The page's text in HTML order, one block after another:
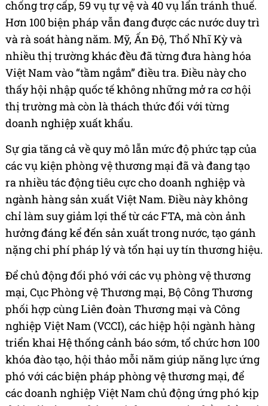
chống trợ cấp, 59 vụ tự vệ và 40 vụ lẩn tránh thuế.
Hơn 100 biện pháp vẫn đang được các nước duy trì
và rà soát hàng năm. Mỹ, Ấn Độ, Thổ Nhĩ Kỳ và
nhiều thị trường khác đều đã từng đưa hàng hóa
Việt Nam vào “tầm ngắm” điều tra. Điều này cho
thấy hội nhập quốc tế không những mở ra cơ hội
thị trường mà còn là thách thức đối với từng
doanh nghiệp xuất khẩu.
Sự gia tăng cả về quy mô lẫn mức độ phức tạp của
các vụ kiện phòng vệ thương mại đã và đang tạo
ra nhiều tác động tiêu cực cho doanh nghiệp và
ngành hàng sản xuất Việt Nam. Điều này không
chỉ làm suy giảm lợi thế từ các FTA, mà còn ảnh
hưởng đáng kể đến sản xuất trong nước, tạo gánh
nặng chi phí pháp lý và tổn hại uy tín thương hiệu.
Để chủ động đối phó với các vụ phòng vệ thương
mại, Cục Phòng vệ Thương mại, Bộ Công Thương
phối hợp cùng Liên đoàn Thương mại và Công
nghiệp Việt Nam (VCCI), các hiệp hội ngành hàng
triển khai Hệ thống cảnh báo sớm, tổ chức hơn 100
khóa đào tạo, hội thảo mỗi năm giúp năng lực ứng
phó với các biện pháp phòng vệ thương mại, để
các doanh nghiệp Việt Nam chủ động ứng phó kịp